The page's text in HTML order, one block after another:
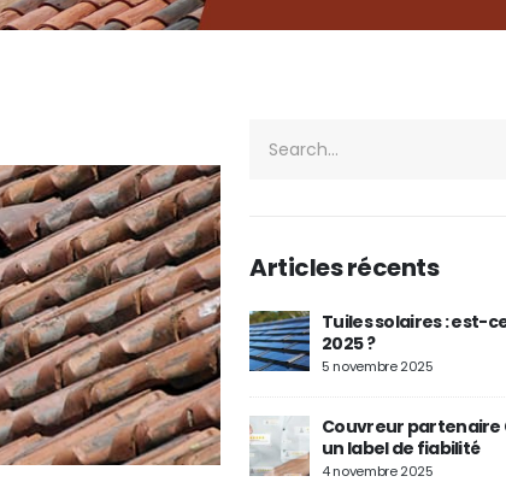
Articles récents
Tuiles solaires : est-
2025 ?
5 novembre 2025
Couvreur partenaire
un label de fiabilité
4 novembre 2025